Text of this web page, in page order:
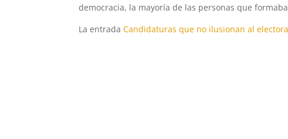
democracia, la mayoría de las personas que
La entradaCandidaturas que no ilusionan al